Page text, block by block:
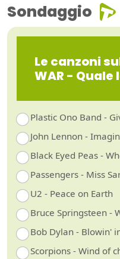
Sondaggio
Le canzoni
WAR -
Plastic Ono Band -
John Lennon -
Black Eyed Peas -
Passengers - Miss
U2 - Peace on Earth
Bruce Springsteen -
Bob Dylan - Blowin'
Scorpions - Wind of